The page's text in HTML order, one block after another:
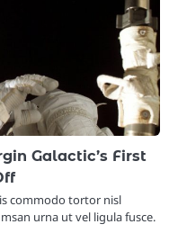
Galactic’s First
commodo tortor nisl
urna ut vel ligula fusce.